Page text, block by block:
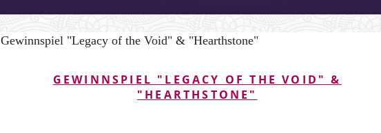
Gewinnspiel "Legacy of the Void" & "Hearthstone"
GEWINNSPIEL "LEGACY OF THE VOID" &
"HEARTHSTONE"